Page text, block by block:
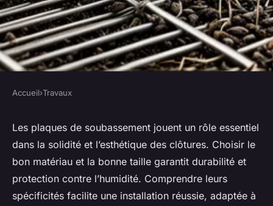
Plaques de soubassement
clôture : les incontournables à
connaître
Lana•31 mai 2025•4 min de lecture
Accueil›Travaux
Les plaques de soubassement jouent un rôle essentiel
dans la solidité et l’esthétique des clôtures. Choisir le
bon matériau et la bonne taille garantit durabilité et
protection contre l’humidité. Comprendre leurs
spécificités facilite une installation réussie, adaptée à